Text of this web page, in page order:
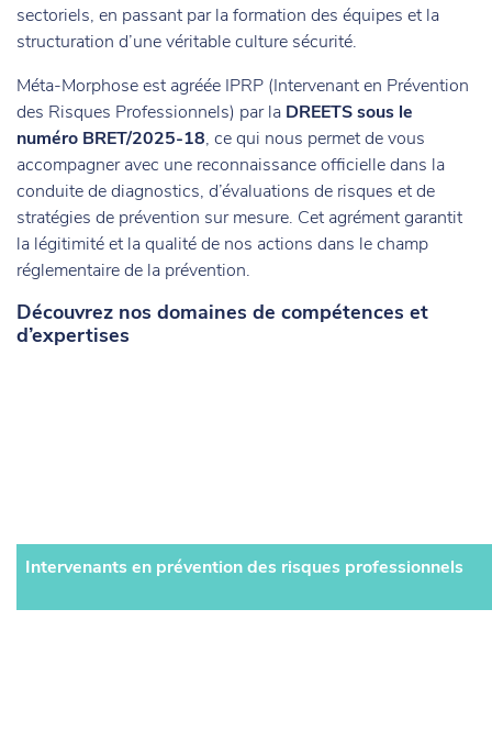
sectoriels, en passant par la formation des équipes et la
structuration d’une véritable culture sécurité.
Méta-Morphose est agréée IPRP (Intervenant en Prévention
des Risques Professionnels) par la DREETS sous le
numéro BRET/2025-18 , ce qui nous permet de vous
accompagner avec une reconnaissance officielle dans la
conduite de diagnostics, d’évaluations de risques et de
stratégies de prévention sur mesure. Cet agrément garantit
la légitimité et la qualité de nos actions dans le champ
réglementaire de la prévention.
Découvrez nos domaines de compétences et
d’expertises
Intervenants en prévention des risques professionnels